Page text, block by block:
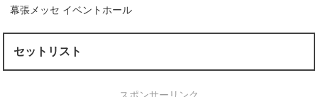
幕張メッセ イベントホール
セットリスト
スポンサーリンク